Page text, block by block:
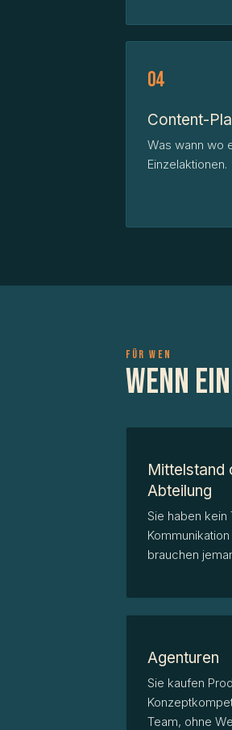
04
Content-
Was wann wo
Einzelaktionen.
FÜR WEN
Wenn
Mittelstand
Abteilung
Sie haben kein
brauchen
Agenturen
Sie kaufen
Team, ohne